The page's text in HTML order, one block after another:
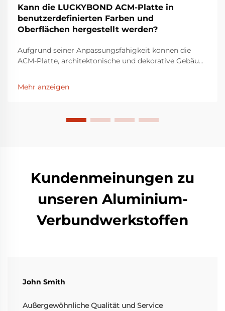
Kann die LUCKYBOND ACM-Platte in
benutzerdefinierten Farben und
Oberflächen hergestellt werden?
Aufgrund seiner Anpassungsfähigkeit können die
ACM-Platte, architektonische und dekorative Gebäude
integriert und individuell gestaltet werden.
LUCKYBOND ist ein Unternehmen mit über 30 Jahren
Mehr anzeigen
Kundenmeinungen zu
unseren Aluminium-
Verbundwerkstoffen
John Smith
Außergewöhnliche Qualität und Service